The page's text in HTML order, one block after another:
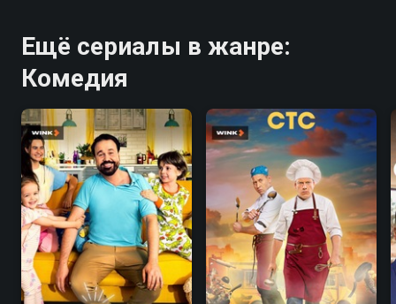
Ещё сериалы в жанре:
Комедия